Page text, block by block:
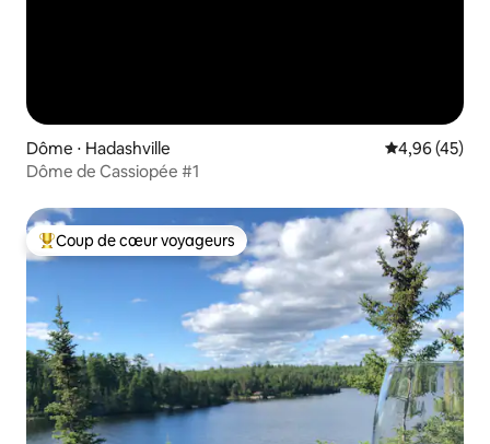
Dôme ⋅ Hadashville Évaluation
4,96 (45)
Dôme de Cassiopée #1
Coups de cœur voyageurs les plus appréciés
Coup de cœur voyageurs